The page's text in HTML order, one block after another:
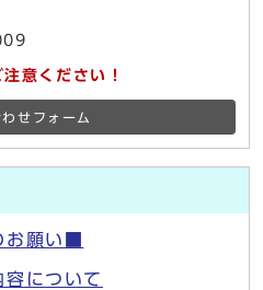
意ください！
せフォーム
お願い■
容について